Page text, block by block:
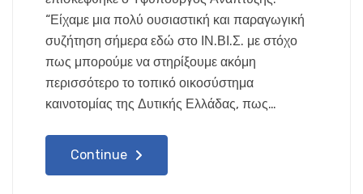
“Είχαμε μια πολύ ουσιαστική και παραγωγική
συζήτηση σήμερα εδώ στο ΙΝ.ΒΙ.Σ. με στόχο
πως μπορούμε να στηρίξουμε ακόμη
περισσότερο το τοπικό οικοσύστημα
καινοτομίας της Δυτικής Ελλάδας, πως…
Continue